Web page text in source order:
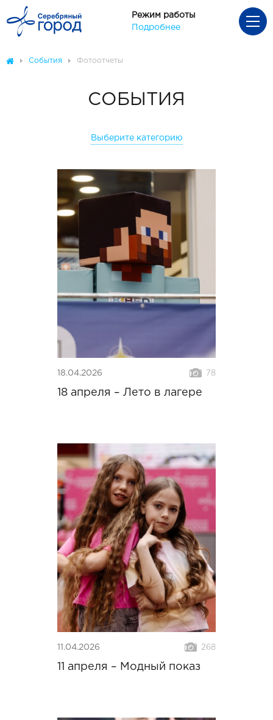
Режим работы
Подробнее
События Фотоотчеты
СОБЫТИЯ
Выберите категорию
18.04.2026 78
18 апреля – Лето в лагере
11.04.2026 268
11 апреля – Модный показ